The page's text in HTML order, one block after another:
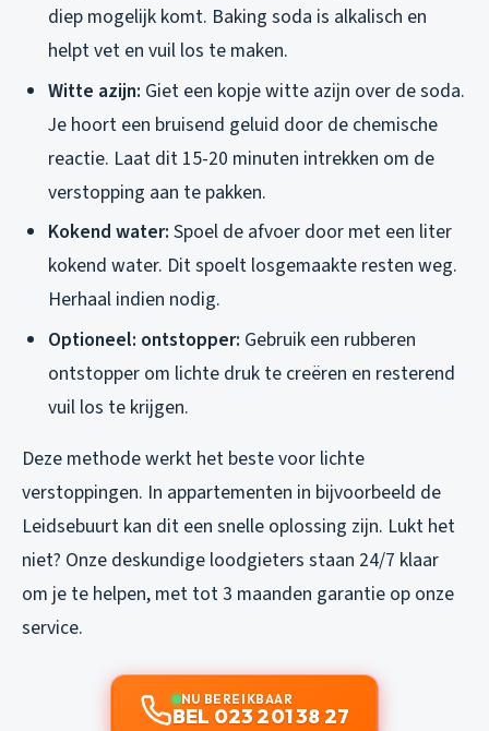
diep mogelijk komt. Baking soda is alkalisch en
helpt vet en vuil los te maken.
Witte azijn: Giet een kopje witte azijn over de soda.
Je hoort een bruisend geluid door de chemische
reactie. Laat dit 15-20 minuten intrekken om de
verstopping aan te pakken.
Kokend water: Spoel de afvoer door met een liter
kokend water. Dit spoelt losgemaakte resten weg.
Herhaal indien nodig.
Optioneel: ontstopper: Gebruik een rubberen
ontstopper om lichte druk te creëren en resterend
vuil los te krijgen.
Deze methode werkt het beste voor lichte
verstoppingen. In appartementen in bijvoorbeeld de
Leidsebuurt kan dit een snelle oplossing zijn. Lukt het
niet? Onze deskundige loodgieters staan 24/7 klaar
om je te helpen, met tot 3 maanden garantie op onze
service.
NU BEREIKBAAR
BEL 023 201 38 27